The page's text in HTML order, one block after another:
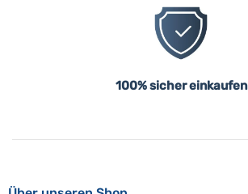
100% sicher einkaufen